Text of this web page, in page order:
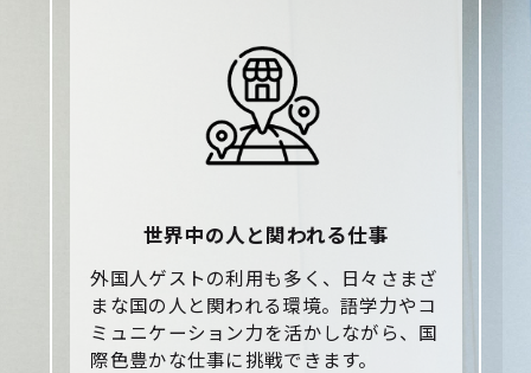
世界中の人と関われる仕事
外国人ゲストの利用も多く、日々さまざ
まな国の人と関われる環境。語学力やコ
ミュニケーション力を活かしながら、国
際色豊かな仕事に挑戦できます。